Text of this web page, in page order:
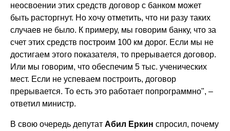
неосвоении этих средств договор с банком может
быть расторгнут. Но хочу отметить, что ни разу таких
случаев не было. К примеру, мы говорим банку, что за
счет этих средств построим 100 км дорог. Если мы не
достигаем этого показателя, то прерывается договор.
Или мы говорим, что обеспечим 5 тыс. ученических
мест. Если не успеваем построить, договор
прерывается. То есть это работает попрограммно", –
ответил министр.
В свою очередь депутатАбил Еркин спросил, почему